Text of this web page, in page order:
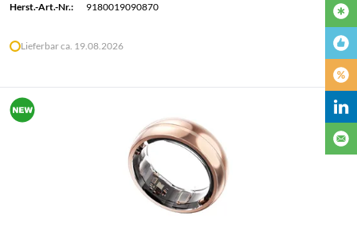
Herst.-Art.-Nr.:
9180019090870
Lieferbar ca. 19.08.2026